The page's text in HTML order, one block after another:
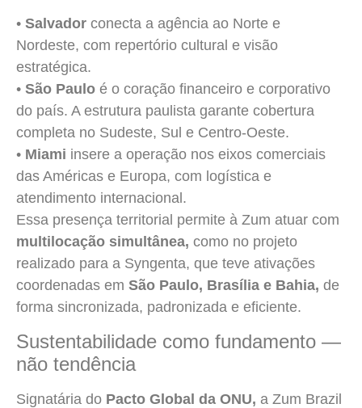
• Salvador conecta a agência ao Norte e
Nordeste, com repertório cultural e visão
estratégica.
• São Paulo é o coração financeiro e corporativo
do país. A estrutura paulista garante cobertura
completa no Sudeste, Sul e Centro-Oeste.
• Miami insere a operação nos eixos comerciais
das Américas e Europa, com logística e
atendimento internacional.
Essa presença territorial permite à Zum atuar com
multilocação simultânea, como no projeto
realizado para a Syngenta, que teve ativações
coordenadas em São Paulo, Brasília e Bahia, de
forma sincronizada, padronizada e eficiente.
Sustentabilidade como fundamento —
não tendência
Signatária do Pacto Global da ONU, a Zum Brazil